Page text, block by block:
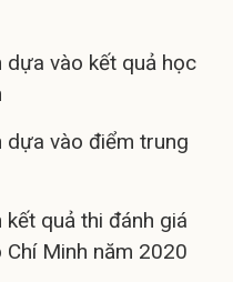
dựa vào kết quả học
dựa vào điểm trung
kết quả thi đánh giá
Chí Minh năm 2020